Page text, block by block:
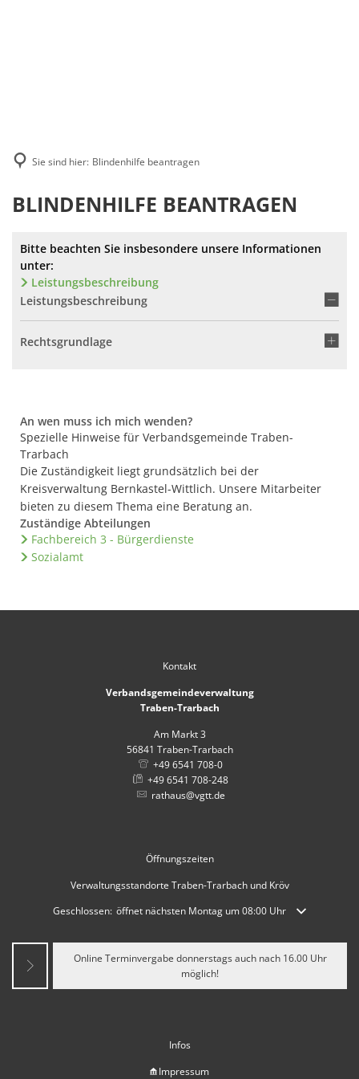
Sie sind hier: Blindenhilfe beantragen
BLINDENHILFE BEANTRAGEN
Bitte beachten Sie insbesondere unsere Informationen
unter:
Leistungsbeschreibung
Leistungsbeschreibung
Rechtsgrundlage
An wen muss ich mich wenden?
Spezielle Hinweise für Verbandsgemeinde Traben-
Trarbach
Die Zuständigkeit liegt grundsätzlich bei der
Kreisverwaltung Bernkastel-Wittlich. Unsere Mitarbeiter
bieten zu diesem Thema eine Beratung an.
Zuständige Abteilungen
Fachbereich 3 - Bürgerdienste
Sozialamt
Kontakt
Verbandsgemeindeverwaltung
Traben-Trarbach
Am Markt 3
56841 Traben-Trarbach
+49 6541 708-0
+49 6541 708-248
rathaus@vgtt.de
Öffnungszeiten
Verwaltungsstandorte Traben-Trarbach und Kröv
Klicken, um weitere Öffnungs- oder Schließzeiten auszublenden
Geschlossen: öffnet nächsten Montag um 08:00 Uhr
Online Terminvergabe donnerstags auch nach 16.00 Uhr
möglich!
Infos
Impressum